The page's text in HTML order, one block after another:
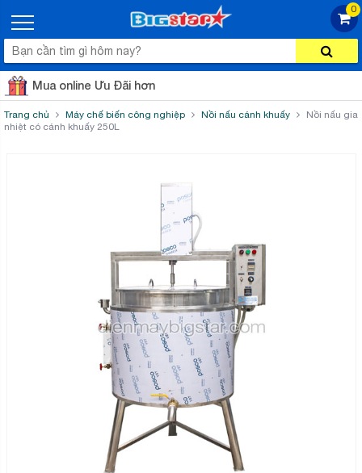
0
Mua online Ưu Đãi hơn
Trang chủ Máy chế biến công nghiệp Nồi nấu cánh khuấy
Nồi nấu gia
nhiệt có cánh khuấy 250L